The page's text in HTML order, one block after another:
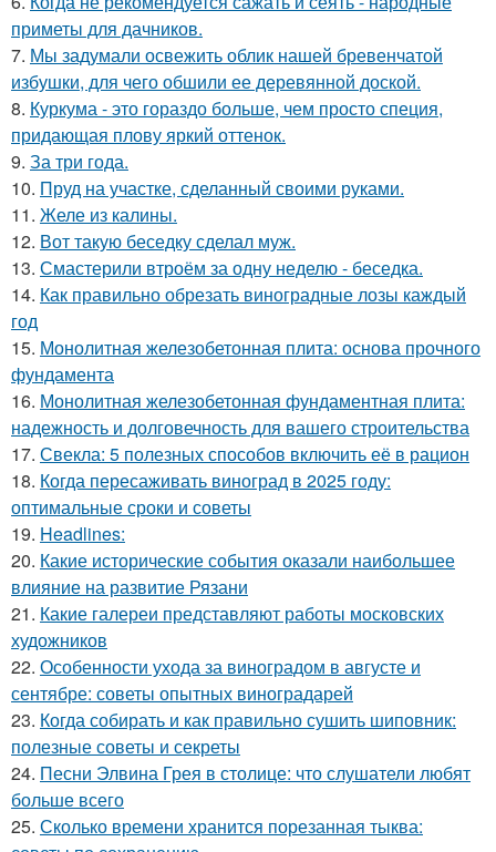
приметы для дачников.
7. Мы задумали освежить облик нашей бревенчатой
избушки, для чего обшили ее деревянной доской.
8. Куркума - это гораздо больше, чем просто специя,
придающая плову яркий оттенок.
9. За три года.
10. Пруд на участке, сделанный своими руками.
11. Желе из калины.
12. Вот такую беседку сделал муж.
13. Смастерили втроём за одну неделю - беседка.
14. Как правильно обрезать виноградные лозы каждый
год
15. Монолитная железобетонная плита: основа прочного
фундамента
16. Монолитная железобетонная фундаментная плита:
надежность и долговечность для вашего строительства
17. Свекла: 5 полезных способов включить её в рацион
18. Когда пересаживать виноград в 2025 году:
оптимальные сроки и советы
19. Headlines:
20. Какие исторические события оказали наибольшее
влияние на развитие Рязани
21. Какие галереи представляют работы московских
художников
22. Особенности ухода за виноградом в августе и
сентябре: советы опытных виноградарей
23. Когда собирать и как правильно сушить шиповник:
полезные советы и секреты
24. Песни Элвина Грея в столице: что слушатели любят
больше всего
25. Сколько времени хранится порезанная тыква: